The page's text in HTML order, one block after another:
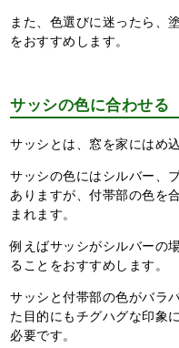
また、色選びに迷ったら、
をおすすめします。
サッシの色に合わせる
サッシとは、窓を家にはめ
サッシの色にはシルバー、
ありますが、付帯部の色を
まれます。
例えばサッシがシルバーの
ることをおすすめします。
サッシと付帯部の色がバラ
た目的にもチグハグな印象
必要です。